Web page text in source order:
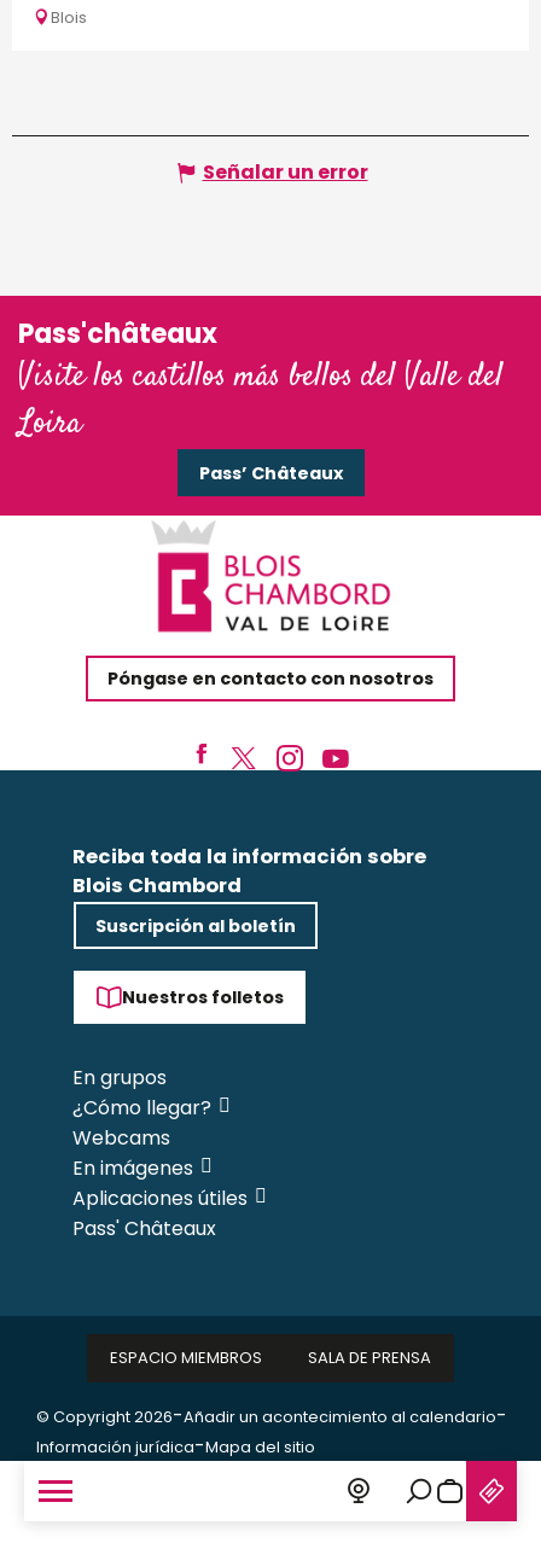
Buscar
Blois
Señalar un error
Pass'châteaux
Visite los castillos más bellos del Valle del
Loira
Pass’ Châteaux
Póngase en contacto con nosotros
Reciba toda la información sobre
Blois Chambord
Suscripción al boletín
Nuestros folletos
En grupos
¿Cómo llegar?
Webcams
En imágenes
Aplicaciones útiles
Pass' Châteaux
© Copyright 2026-Añadir un acontecimiento al calendario-
Información jurídica-Mapa del sitio
ESPACIO MIEMBROS SALA DE PRENSA